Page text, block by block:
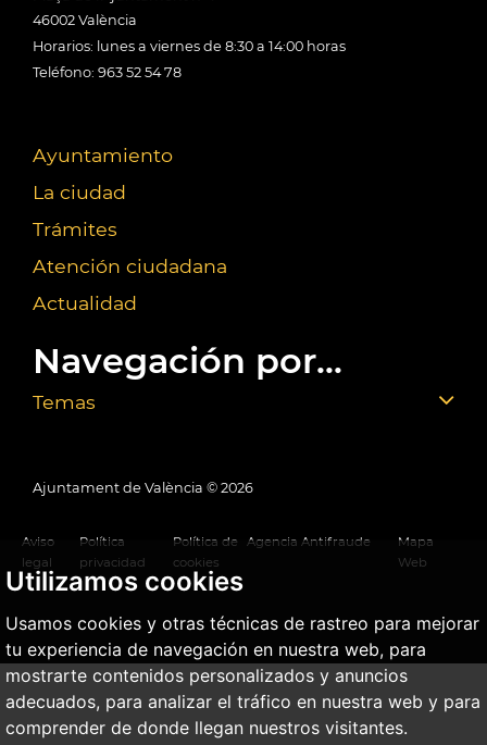
Utilizamos cookies
Usamos cookies y otras técnicas de rastreo para mejorar
tu experiencia de navegación en nuestra web, para
mostrarte contenidos personalizados y anuncios
adecuados, para analizar el tráfico en nuestra web y para
comprender de donde llegan nuestros visitantes.
46002 València
Horarios: lunes a viernes de 8:30 a 14:00 horas
Teléfono: 963 52 54 78
Ayuntamiento
La ciudad
Trámites
Atención ciudadana
Actualidad
Navegación por...
Temas
Ajuntament de València © 2026
Aviso
legal
Política
privacidad
Política de
cookies
Agencia Antifraude
Mapa
Web